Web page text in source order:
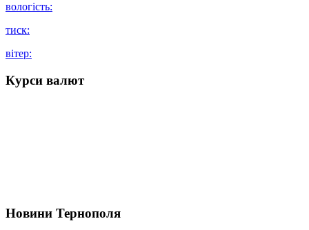
вологість:
тиск:
вітер:
Курси валют
Новини Тернополя